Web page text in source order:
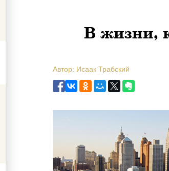
В жизни,
Автор: Исаак Трабский